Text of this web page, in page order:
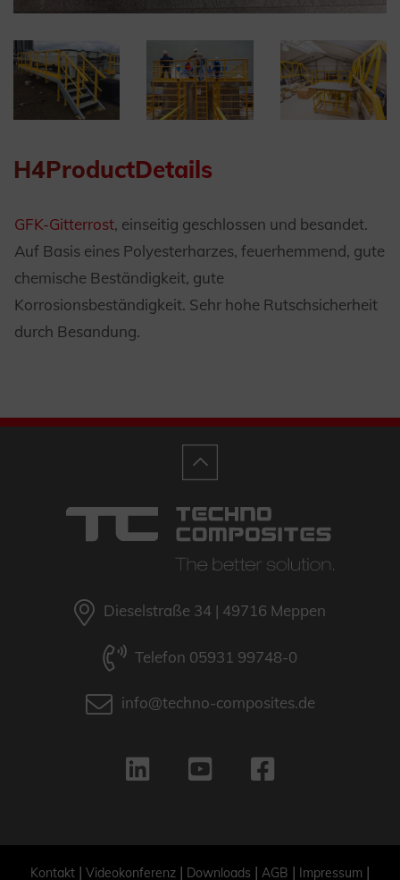
H4ProductDetails
GFK-Gitterrost, einseitig geschlossen und besandet.
Auf Basis eines Polyesterharzes, feuerhemmend, gute
chemische Beständigkeit, gute
Korrosionsbeständigkeit. Sehr hohe Rutschsicherheit
durch Besandung.
Dieselstraße 34 | 49716 Meppen
Telefon 05931 99748-0
info@techno-composites.de
Kontakt | Videokonferenz | Downloads | AGB | Impressum |